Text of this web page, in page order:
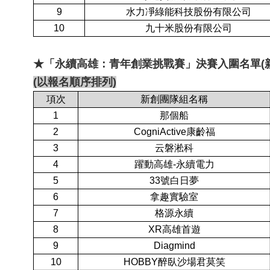
9
水力凈綠能科技股份有限公司
10
九十米股份有限公司
★ 「永續高雄：青年創業挑戰賽」決賽入圍名單(
(以報名順序排列 )
項次
新創團隊組名稱
1
那個船
2
CogniActive康齡福
3
云磐淞科
4
躍動高雄-永續電力
5
33號白日夢
6
拿趣實驗室
7
格源永續
8
XR高雄首遊
9
Diagmind
10
HOBBY醉臥沙場君莫笑